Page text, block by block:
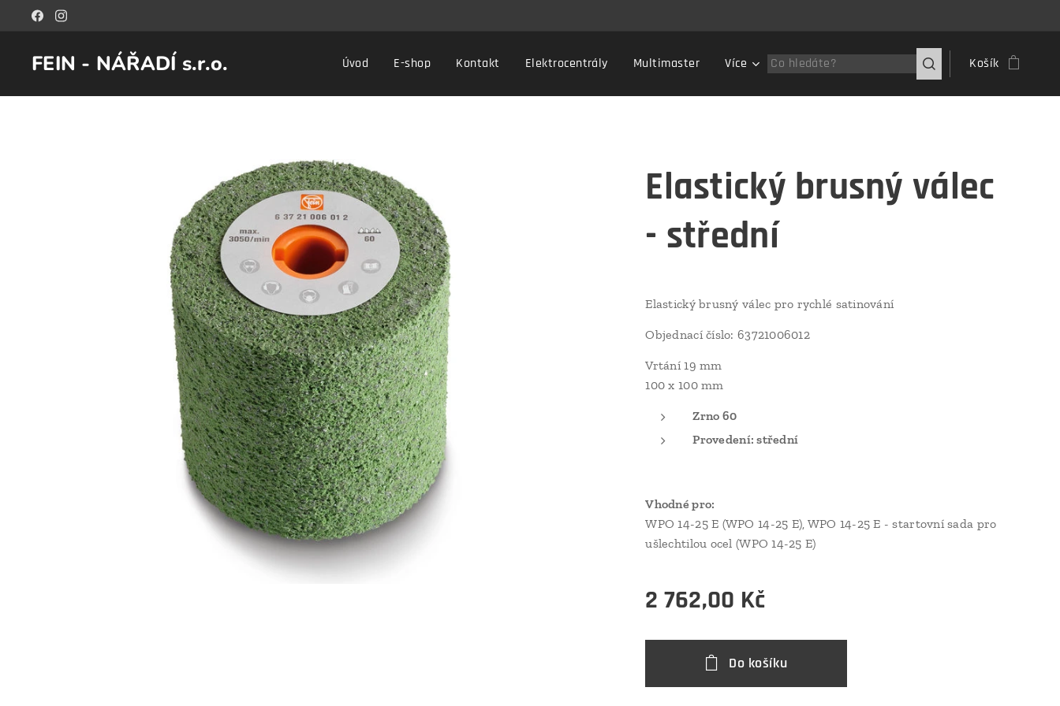
FEIN - NÁŘADÍ s.r.o. Úvod E-shop Kontakt Elektrocentrály Multimaster Více Košík
Elastický brusný válec
- střední
Elastický brusný válec pro rychlé satinování
Objednací číslo: 63721006012
Vrtání 19 mm
100 x 100 mm
Zrno 60
Provedení: střední
Vhodné pro:
WPO 14-25 E (WPO 14-25 E), WPO 14-25 E - startovní sada pro
ušlechtilou ocel (WPO 14-25 E)
2 762,00 Kč
Do košíku